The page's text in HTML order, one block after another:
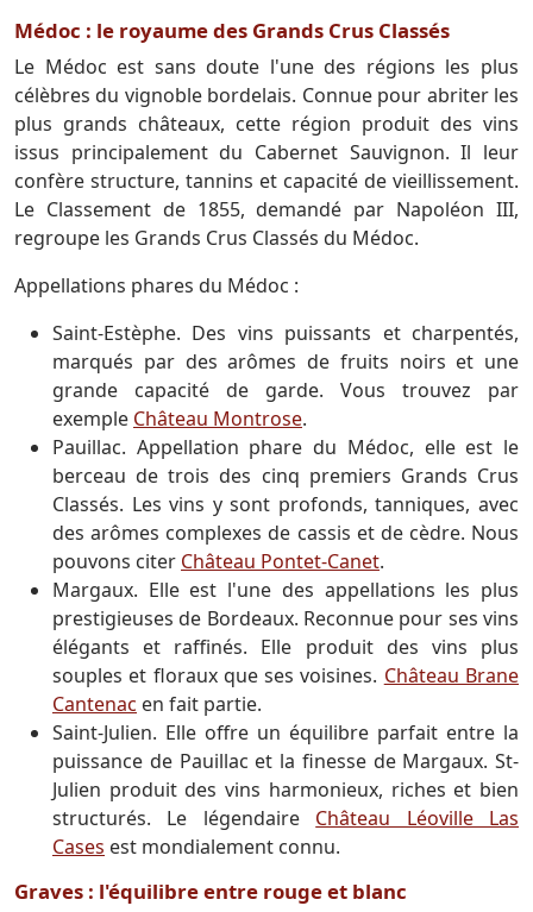
Médoc : le royaume des Grands Crus Classés
Le Médoc est sans doute l'une des régions les plus
célèbres du vignoble bordelais. Connue pour abriter les
plus grands châteaux, cette région produit des vins
issus principalement du Cabernet Sauvignon. Il leur
confère structure, tannins et capacité de vieillissement.
Le Classement de 1855, demandé par Napoléon III,
regroupe les Grands Crus Classés du Médoc.
Appellations phares du Médoc :
Saint-Estèphe. Des vins puissants et charpentés,
marqués par des arômes de fruits noirs et une
grande capacité de garde. Vous trouvez par
exemple Château Montrose.
Pauillac. Appellation phare du Médoc, elle est le
berceau de trois des cinq premiers Grands Crus
Classés. Les vins y sont profonds, tanniques, avec
des arômes complexes de cassis et de cèdre. Nous
pouvons citer Château Pontet-Canet.
Margaux. Elle est l'une des appellations les plus
prestigieuses de Bordeaux. Reconnue pour ses vins
élégants et raffinés. Elle produit des vins plus
souples et floraux que ses voisines. Château Brane
Cantenac en fait partie.
Saint-Julien. Elle offre un équilibre parfait entre la
puissance de Pauillac et la finesse de Margaux. St-
Julien produit des vins harmonieux, riches et bien
structurés. Le légendaire Château Léoville Las
Cases est mondialement connu.
Graves : l'équilibre entre rouge et blanc